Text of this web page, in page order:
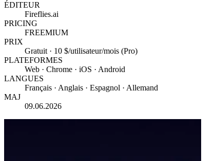
ÉDITEUR
Fireflies.ai
PRICING
FREEMIUM
PRIX
Gratuit · 10 $/utilisateur/mois (Pro)
PLATEFORMES
Web · Chrome · iOS · Android
LANGUES
Français · Anglais · Espagnol · Allemand
MAJ
09.06.2026